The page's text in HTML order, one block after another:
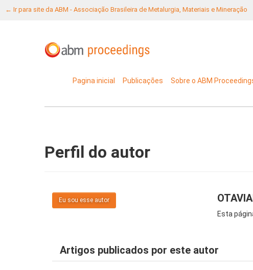
← Ir para site da ABM - Associação Brasileira de Metalurgia, Materiais e Mineração
Pagina inicial Publicações Sobre o ABM
Perfil do autor
Eu sou esse autor
Esta
Artigos publicados por este autor